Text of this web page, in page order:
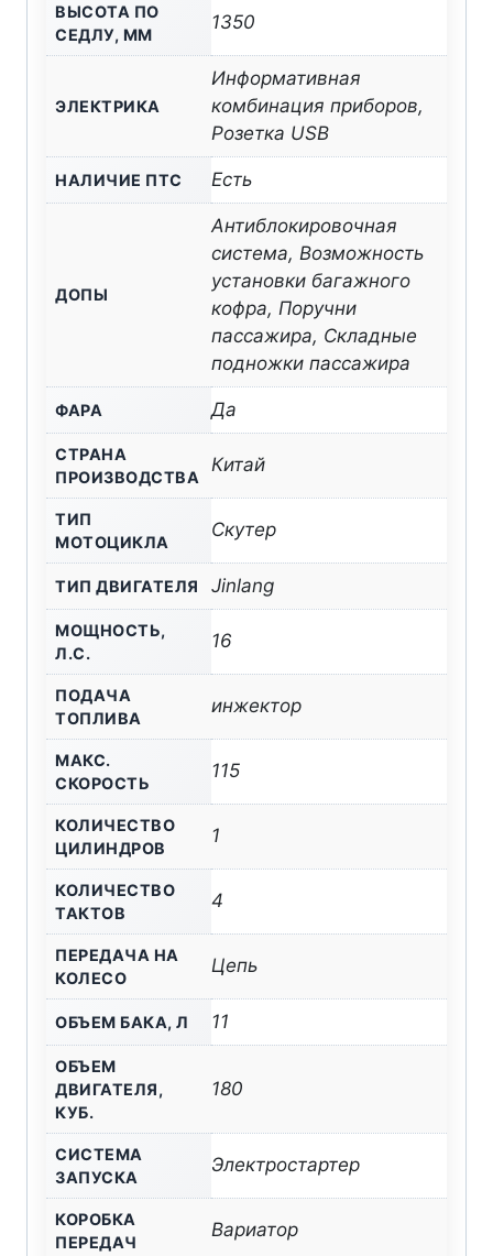
ВЫСОТА ПО
СЕДЛУ, ММ
1350
ЭЛЕКТРИКА
Информативная
комбинация приборов,
Розетка USB
НАЛИЧИЕ ПТС Есть
ДОПЫ
Антиблокировочная
система, Возможность
установки багажного
кофра, Поручни
пассажира, Складные
подножки пассажира
ФАРА Да
СТРАНА
ПРОИЗВОДСТВА
Китай
ТИП
МОТОЦИКЛА
Скутер
ТИП ДВИГАТЕЛЯ Jinlang
МОЩНОСТЬ,
Л.С.
16
ПОДАЧА
ТОПЛИВА
инжектор
МАКС.
СКОРОСТЬ
115
КОЛИЧЕСТВО
ЦИЛИНДРОВ
1
КОЛИЧЕСТВО
ТАКТОВ
4
ПЕРЕДАЧА НА
КОЛЕСО
Цепь
ОБЪЕМ БАКА, Л 11
ОБЪЕМ
ДВИГАТЕЛЯ,
КУБ.
180
СИСТЕМА
ЗАПУСКА
Электростартер
КОРОБКА
ПЕРЕДАЧ
Вариатор